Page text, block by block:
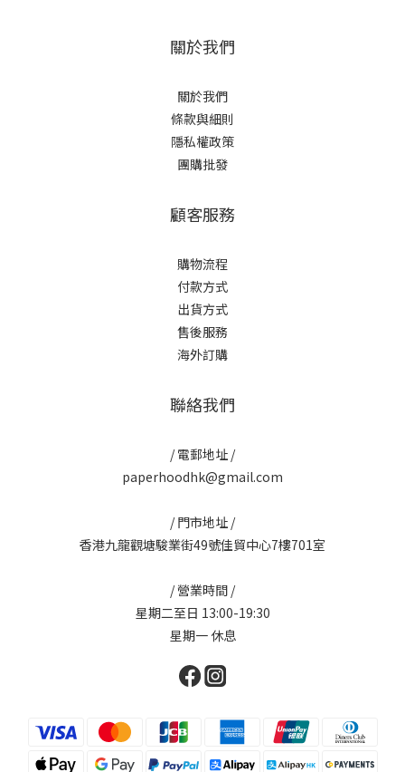
關於我們
關於我們
條款與細則
隱私權政策
團購批發
顧客服務
購物流程
付款方式
出貨方式
售後服務
海外訂購
聯絡我們
/ 電郵地址 /
paperhoodhk@gmail.com
/ 門市地址 /
香港九龍觀塘駿業街49號佳貿中心7樓701室
/ 營業時間 /
星期二至日 13:00-19:30
星期一 休息